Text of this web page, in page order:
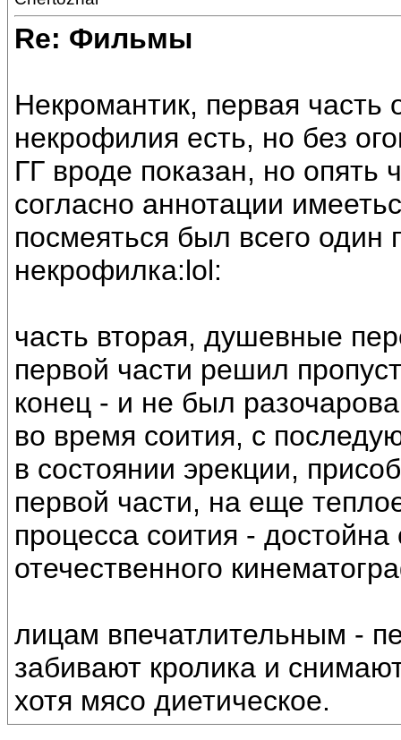
Re: Фильмы
Некромантик, первая часть
некрофилия есть, но без
ГГ вроде показан, но опять
согласно аннотации
посмеяться был всего
некрофилка:lol:
часть вторая, душевные
первой части решил
конец - и не был
во время соития, с
в состоянии эрекции,
первой части, на еще
процесса соития -
отечественного
лицам впечатлительным -
забивают кролика и
хотя мясо диетическое.